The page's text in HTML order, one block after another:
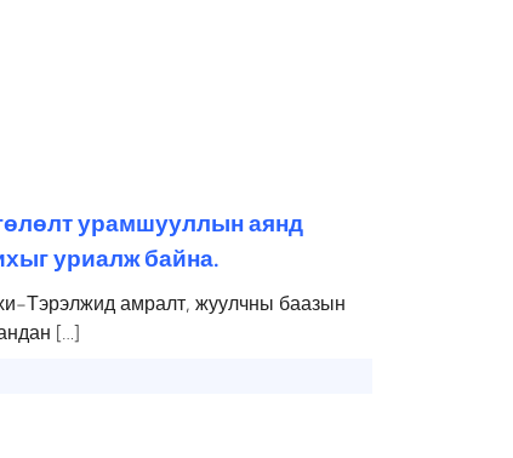
урамшууллын аянд
уриалж байна.
Тэрэлжид амралт, жуулчны баазын
[…]